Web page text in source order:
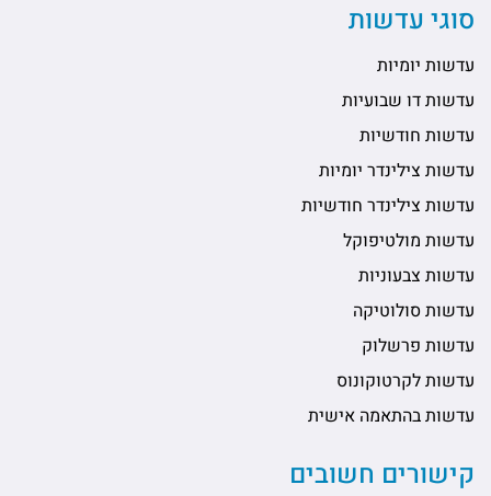
סוגי עדשות
עדשות יומיות
עדשות דו שבועיות
עדשות חודשיות
עדשות צילינדר יומיות
עדשות צילינדר חודשיות
עדשות מולטיפוקל
עדשות צבעוניות
עדשות סולוטיקה
עדשות פרשלוק
עדשות לקרטוקונוס
עדשות בהתאמה אישית
קישורים חשובים